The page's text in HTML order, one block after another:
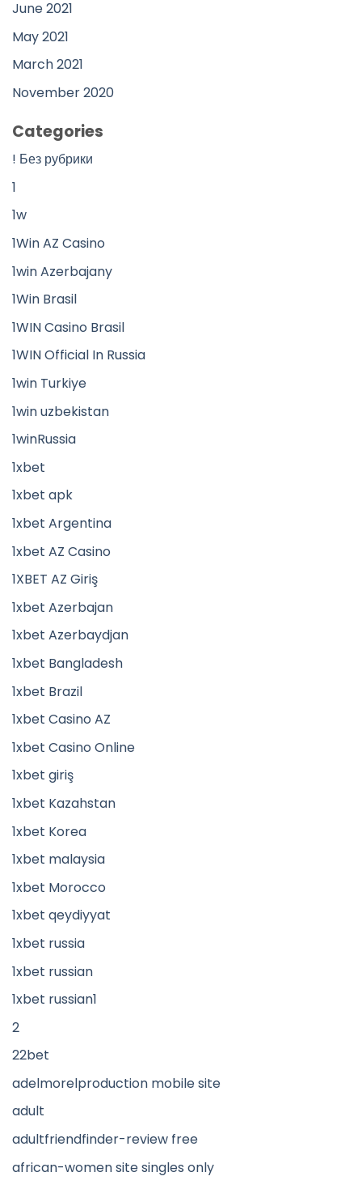
June 2021
May 2021
March 2021
November 2020
Categories
! Без рубрики
1
1w
1Win AZ Casino
1win Azerbajany
1Win Brasil
1WIN Casino Brasil
1WIN Official In Russia
1win Turkiye
1win uzbekistan
1winRussia
1xbet
1xbet apk
1xbet Argentina
1xbet AZ Casino
1XBET AZ Giriş
1xbet Azerbajan
1xbet Azerbaydjan
1xbet Bangladesh
1xbet Brazil
1xbet Casino AZ
1xbet Casino Online
1xbet giriş
1xbet Kazahstan
1xbet Korea
1xbet malaysia
1xbet Morocco
1xbet qeydiyyat
1xbet russia
1xbet russian
1xbet russian1
2
22bet
adelmorelproduction mobile site
adult
adultfriendfinder-review free
african-women site singles only